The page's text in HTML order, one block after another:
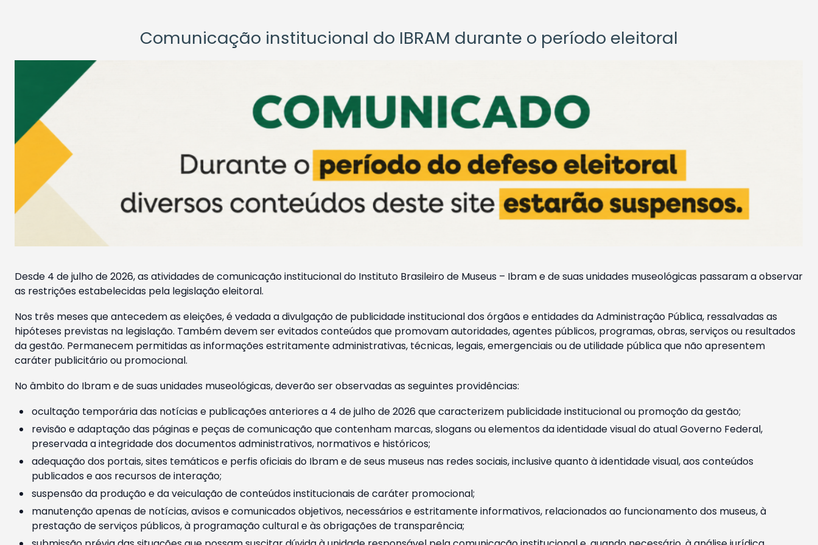
Comunicação institucional do IBRAM durante o período eleitoral
Desde 4 de julho de 2026, as atividades de comunicação institucional do Instituto Brasileiro de Museus – Ibram e de suas unidades museológicas passaram a observar
as restrições estabelecidas pela legislação eleitoral.
Nos três meses que antecedem as eleições, é vedada a divulgação de publicidade institucional dos órgãos e entidades da Administração Pública, ressalvadas as
hipóteses previstas na legislação. Também devem ser evitados conteúdos que promovam autoridades, agentes públicos, programas, obras, serviços ou resultados
da gestão. Permanecem permitidas as informações estritamente administrativas, técnicas, legais, emergenciais ou de utilidade pública que não apresentem
caráter publicitário ou promocional.
No âmbito do Ibram e de suas unidades museológicas, deverão ser observadas as seguintes providências:
ocultação temporária das notícias e publicações anteriores a 4 de julho de 2026 que caracterizem publicidade institucional ou promoção da gestão;
revisão e adaptação das páginas e peças de comunicação que contenham marcas, slogans ou elementos da identidade visual do atual Governo Federal,
preservada a integridade dos documentos administrativos, normativos e históricos;
adequação dos portais, sites temáticos e perfis oficiais do Ibram e de seus museus nas redes sociais, inclusive quanto à identidade visual, aos conteúdos
publicados e aos recursos de interação;
suspensão da produção e da veiculação de conteúdos institucionais de caráter promocional;
manutenção apenas de notícias, avisos e comunicados objetivos, necessários e estritamente informativos, relacionados ao funcionamento dos museus, à
prestação de serviços públicos, à programação cultural e às obrigações de transparência;